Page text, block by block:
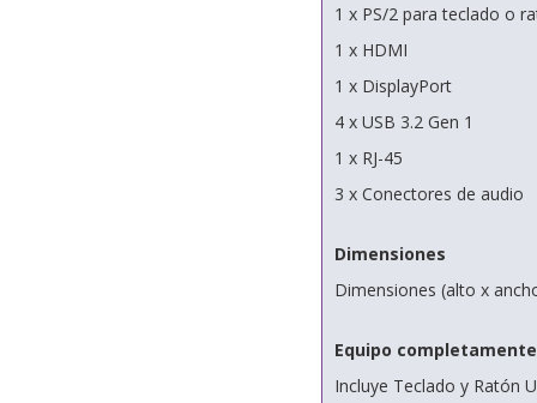
1 x PS/2 para teclado o
1 x HDMI
1 x DisplayPort
4 x USB 3.2 Gen 1
1 x RJ-45
3 x Conectores de audio
Dimensiones
Dimensiones (alto x
Equipo
Incluye Teclado y Ratón